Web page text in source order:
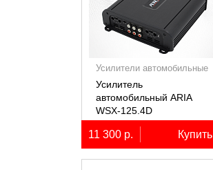
Усилители автомобильные
Усилитель
автомобильный ARIA
WSX-125.4D
четырёхканальный,
4х125Вт (4Ом)
11 300 р. Купить